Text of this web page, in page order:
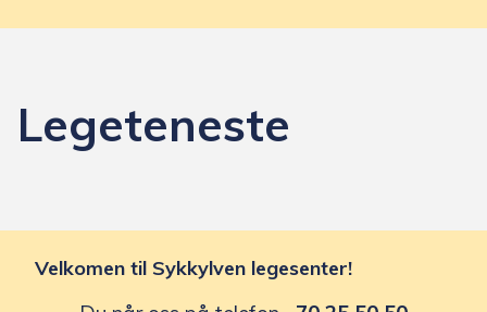
e
Legeteneste
Velkomen til Sykkylven legesenter!